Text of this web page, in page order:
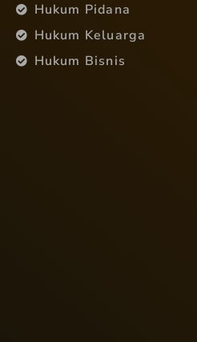
Hukum Pidana
Hukum Keluarga
Hukum Bisnis